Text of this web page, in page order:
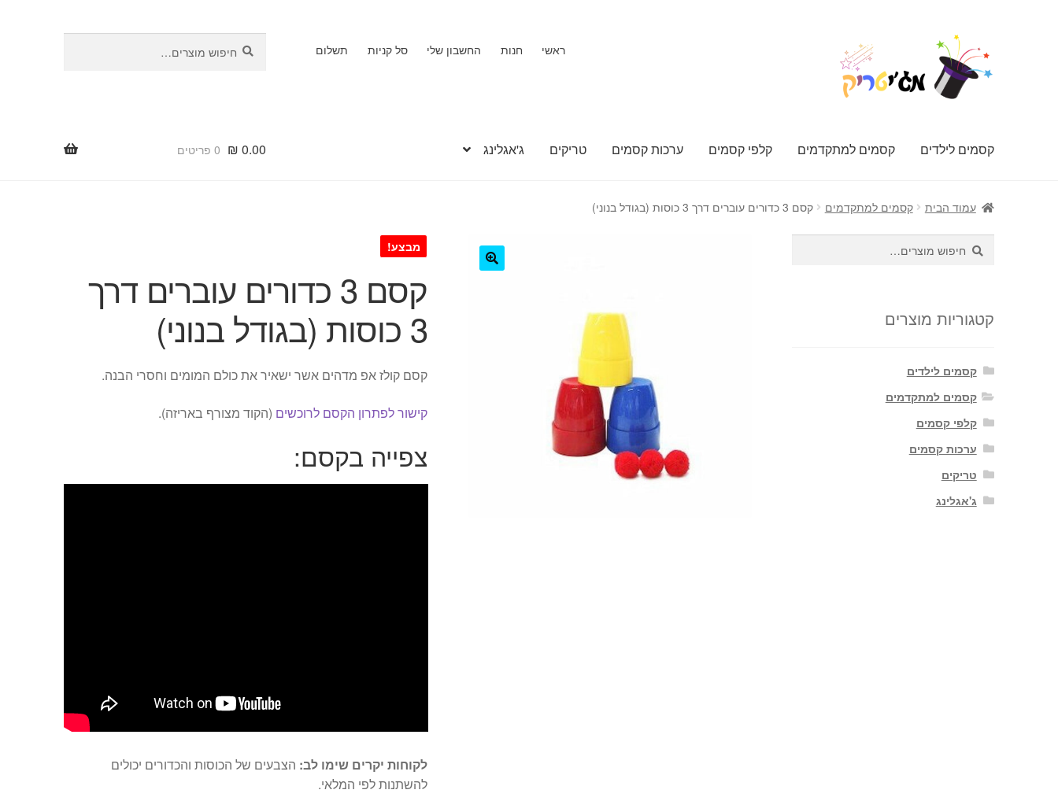
לניווט
לתוכן
ראשי חנות החשבון שלי סל קניות תשלום
עבור:
קסמים לילדים קסמים למתקדמים קלפי קסמים ערכות קסמים טריקים ג'אגלינג 0.00
₪ 0 פריטים
עמוד הבית קסמים למתקדמים קסם 3 כדורים עוברים דרך 3 כוסות (בגודל בנוני)
מבצע!
קסם 3 כדורים עוברים דרך
3 כוסות (בגודל בנוני)
קסם קולז אפ מדהים אשר ישאיר את כולם המומים וחסרי הבנה.
קישור לפתרון הקסם לרוכשים (הקוד מצורף באריזה).
צפייה בקסם:
לקוחות יקרים שימו לב: הצבעים של הכוסות והכדורים יכולים
להשתנות לפי המלאי.
חיפוש
עבור:
חיפוש
קטגוריות מוצרים
קסמים לילדים
קסמים למתקדמים
קלפי קסמים
ערכות קסמים
טריקים
ג'אגלינג